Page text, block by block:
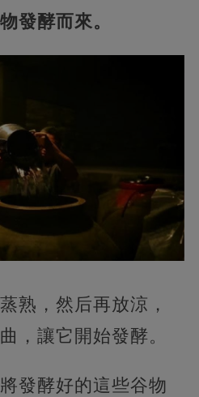
發酵而來。
熟，然后再放涼，
，讓它開始發酵。
發酵好的這些谷物